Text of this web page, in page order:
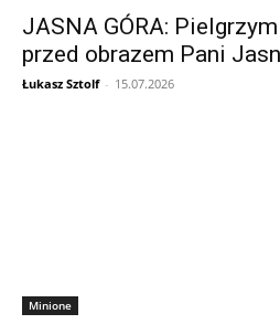
JASNA GÓRA:
przed obrazem Pani
Łukasz Sztolf - 15.07.2026
Minione